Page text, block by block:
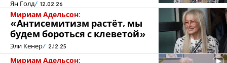
Ян Голд 12.02.26
Мириам Адельсон:
«Антисемитизм растёт, мы
будем бороться с клеветой»
Эли Кенер 2.12.25
Мириам Адельсон: